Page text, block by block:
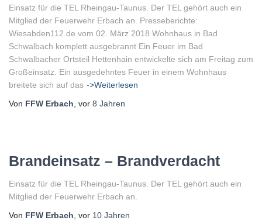
Einsatz für die TEL Rheingau-Taunus. Der TEL gehört auch ein
Mitglied der Feuerwehr Erbach an. Presseberichte:
Wiesabden112.de vom 02. März 2018 Wohnhaus in Bad
Schwalbach komplett ausgebrannt Ein Feuer im Bad
Schwalbacher Ortsteil Hettenhain entwickelte sich am Freitag zum
Großeinsatz. Ein ausgedehntes Feuer in einem Wohnhaus
breitete sich auf das ->Weiterlesen
Von FFW Erbach , vor 8 Jahren
Brandeinsatz – Brandverdacht
Einsatz für die TEL Rheingau-Taunus. Der TEL gehört auch ein
Mitglied der Feuerwehr Erbach an.
Von FFW Erbach , vor 10 Jahren